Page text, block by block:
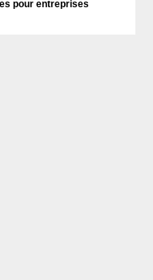
pour entreprises